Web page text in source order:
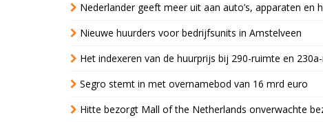
Nederlander geeft meer uit aan auto’s, apparaten en
Nieuwe huurders voor bedrijfsunits in Amstelveen
Het indexeren van de huurprijs bij 290-ruimte en
Segro stemt in met overnamebod van 16 mrd euro
Hitte bezorgt Mall of the Netherlands onverwachte